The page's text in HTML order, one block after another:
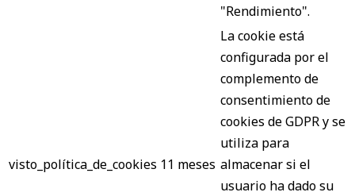
"Rendimiento".
visto_política_de_cookies 11 meses
La cookie está
configurada por el
complemento de
consentimiento de
cookies de GDPR y se
utiliza para
almacenar si el
usuario ha dado su